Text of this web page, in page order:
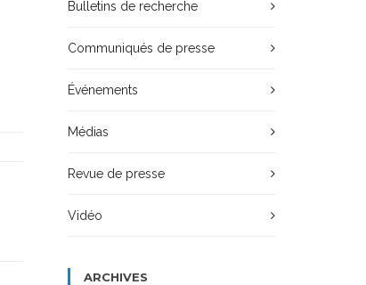
Bulletins de recherche
Communiqués de presse
Événements
Médias
Revue de presse
Vidéo
ARCHIVES